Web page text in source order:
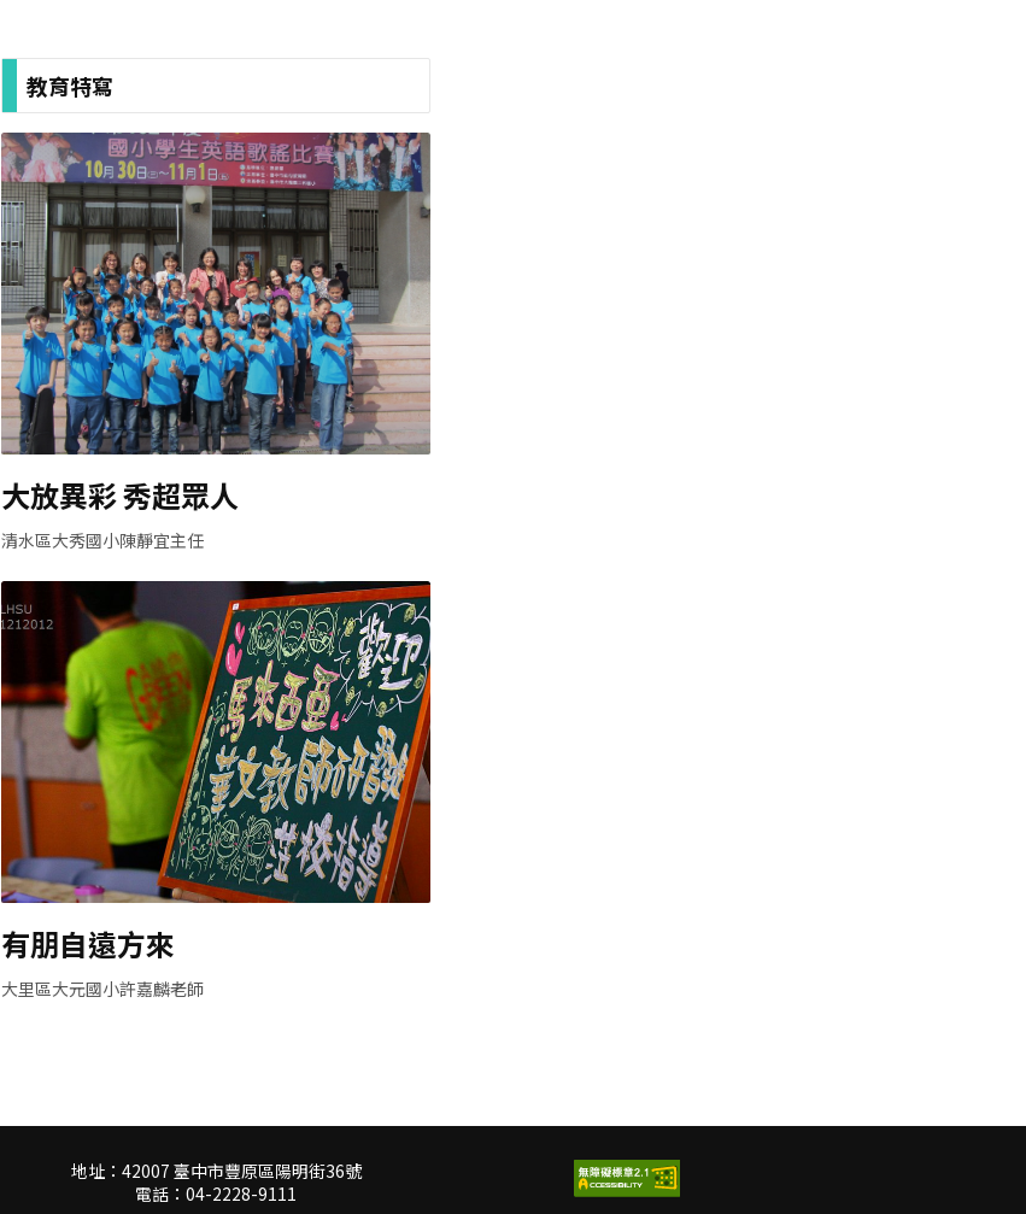
教育特寫
大放異彩 秀超眾人
清水區大秀國小陳靜宜主任
有朋自遠方來
大里區大元國小許嘉麟老師
地址：42007 臺中市豐原區陽明街36號
電話：04-2228-9111